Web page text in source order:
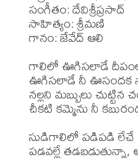
సంగీతం: దేవిశ్రీప్రసాద్
సాహిత్యం: శ్రీమణి
గానం: జేవేద్ ఆలి
గాలిలో ఊగిసలాడే
ఊగిసలాడే నీ ఊసందక
నల్లని మబ్బులు చుట్టిన
చీకటి కమ్మెను నీ
సుడిగాలిలో పడిపడి లేచే
పడవల్లే